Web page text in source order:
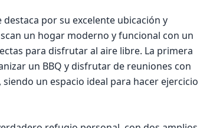
por su excelente ubicación y
un hogar moderno y funcional con un
para disfrutar al aire libre. La primera
un BBQ y disfrutar de reuniones con
un espacio ideal para hacer ejercicio